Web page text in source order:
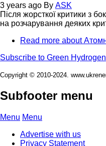
3 years ago By ASK
Після жорсткої критики з
на розчарування деяких
Read more about
Subscribe to Green Hydrogen
Copyright © 2010-2024.
Subfooter menu
Menu Menu
Advertise with us
Privacy Statement